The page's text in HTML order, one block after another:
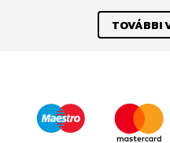
TOVÁBBI